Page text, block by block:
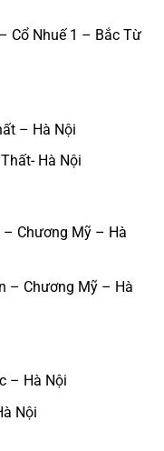
Cổ Nhuế 1 – Bắc Từ
– Hà Nội
Hà Nội
Chương Mỹ – Hà
– Chương Mỹ – Hà
– Hà Nội
Nội